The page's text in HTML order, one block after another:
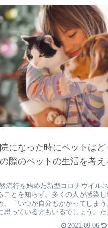
になった時にペットはど
際のペットの生活を考え
流行を始めた新型コロナウイル
ことを知らず、多くの人が感染し
、「いつか自分もかかってしま
思っている方もいるでしょう。た
2021.09.06